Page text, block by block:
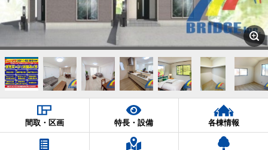
間取・区画 特長・設備 各棟情報